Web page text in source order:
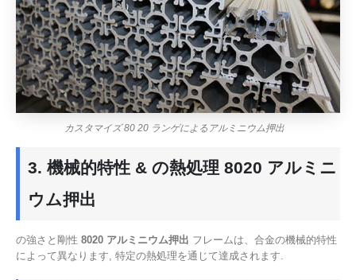
カスタマイズ 80 20 ランゲによるアルミニウム押出
3. 機械的特性 & の熱処理 8020 アルミニ
ウム押出
の強さと剛性 8020 アルミニウム押出 フレームは、合金の機械的特性
によって異なります, 特定の熱処理を通じて達成されます.